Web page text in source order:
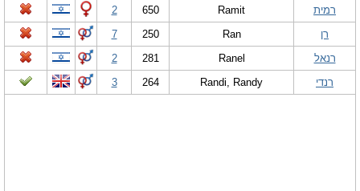
רמית
Ramit
650
2
רן
Ran
250
7
רנאל
Ranel
281
2
רנדי
Randi, Randy
264
3